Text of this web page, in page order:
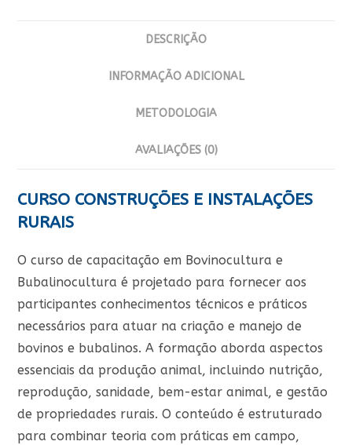
DESCRIÇÃO
INFORMAÇÃO ADICIONAL
METODOLOGIA
AVALIAÇÕES (0)
CURSO CONSTRUÇÕES E INSTALAÇÕES
RURAIS
O curso de capacitação em Bovinocultura e
Bubalinocultura é projetado para fornecer aos
participantes conhecimentos técnicos e práticos
necessários para atuar na criação e manejo de
bovinos e bubalinos. A formação aborda aspectos
essenciais da produção animal, incluindo nutrição,
reprodução, sanidade, bem-estar animal, e gestão
de propriedades rurais. O conteúdo é estruturado
para combinar teoria com práticas em campo,